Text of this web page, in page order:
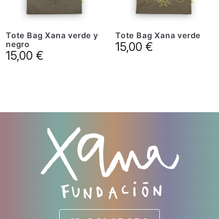
Tote Bag Xana verde y
negro
15,00 €
Tote Bag Xana verde
15,00 €